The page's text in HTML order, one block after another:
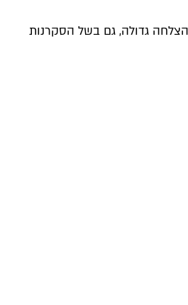
זכתה להצלחה גדולה, גם בשל הסקרנות